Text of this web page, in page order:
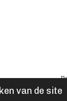
van de site